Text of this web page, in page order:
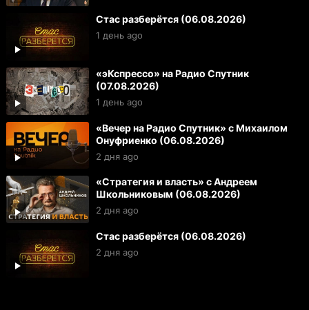
Стас разберётся (06.08.2026)
1 день ago
«эКспрессо» на Радио Спутник
(07.08.2026)
1 день ago
«Вечер на Радио Спутник» с Михаилом
Онуфриенко (06.08.2026)
2 дня ago
«Стратегия и власть» с Андреем
Школьниковым (06.08.2026)
2 дня ago
Стас разберётся (06.08.2026)
2 дня ago